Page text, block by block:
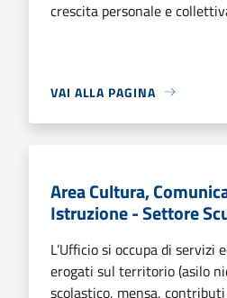
crescita personale e
VAI ALLA PAGINA
Area Cultura,
Istruzione - Settore
L’Ufficio si occupa di servizi
erogati sul territorio (asilo
scolastico, mensa,